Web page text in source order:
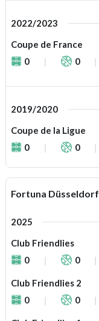
2022/2023
Coupe de France
0
0
2019/2020
Coupe de la Ligue
0
0
Fortuna Düsseldorf
2025
Club Friendlies
0
0
Club Friendlies 2
0
0